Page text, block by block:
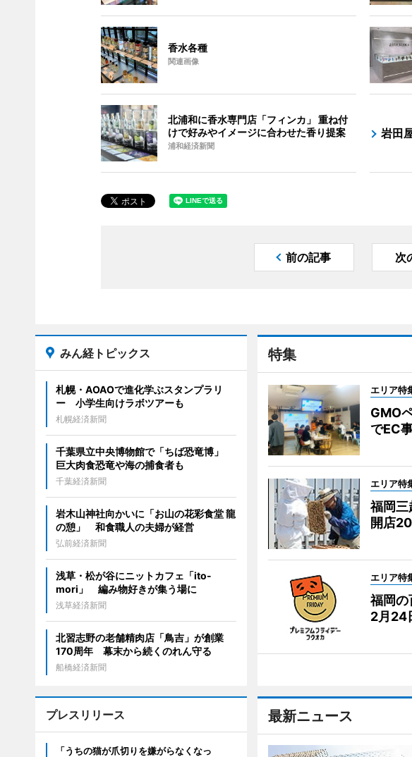
香水各種
関連画像
北浦和に香水専門店「フィンカ」 重ね付
けで好みやイメージに合わせた香り提案
浦和経済新聞
岩田
前の記事 次
特集
エリア特
GMO
でEC
エリア特
福岡三
開店
エリア特
福岡の
2月24
最新ニュース
みん経トピックス
札幌・AOAOで進化学ぶスタンプラリ
ー 小学生向けラボツアーも
札幌経済新聞
千葉県立中央博物館で「ちば恐竜博」
巨大肉食恐竜や海の捕食者も
千葉経済新聞
岩木山神社向かいに「お山の花彩食堂 龍
の憩」 和食職人の夫婦が経営
弘前経済新聞
浅草・松が谷にニットカフェ「ito-
mori」 編み物好きが集う場に
浅草経済新聞
北習志野の老舗精肉店「鳥吉」が創業
170周年 幕末から続くのれん守る
船橋経済新聞
プレスリリース
「うちの猫が爪切りを嫌がらなくなっ